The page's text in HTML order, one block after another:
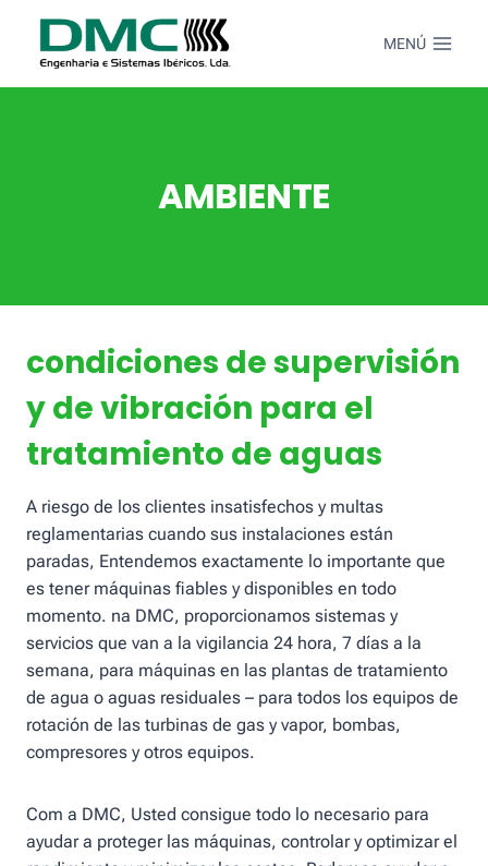
Contenido
MENÚ
AMBIENTE
condiciones de supervisión
y de vibración para el
tratamiento de aguas
A riesgo de los clientes insatisfechos y multas
reglamentarias cuando sus instalaciones están
paradas, Entendemos exactamente lo importante que
es tener máquinas fiables y disponibles en todo
momento. na DMC, proporcionamos sistemas y
servicios que van a la vigilancia 24 hora, 7 días a la
semana, para máquinas en las plantas de tratamiento
de agua o aguas residuales – para todos los equipos de
rotación de las turbinas de gas y vapor, bombas,
compresores y otros equipos.
Com a DMC, Usted consigue todo lo necesario para
ayudar a proteger las máquinas, controlar y optimizar el